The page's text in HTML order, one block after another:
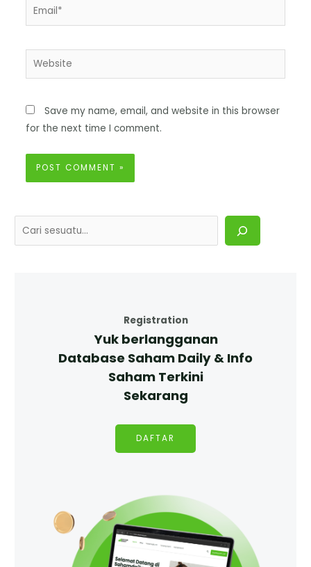
Save my name, email, and website in this browser
for the next time I comment.
Registration
Yuk berlangganan
Database Saham Daily & Info
Saham Terkini
Sekarang
DAFTAR